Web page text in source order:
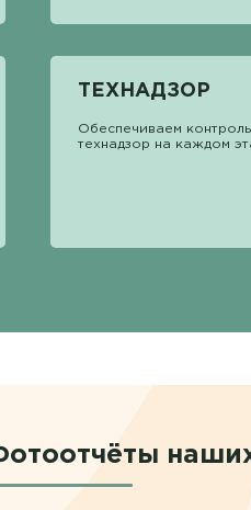
ТЕХНАДЗОР
Обеспечиваем
технадзор на каждом